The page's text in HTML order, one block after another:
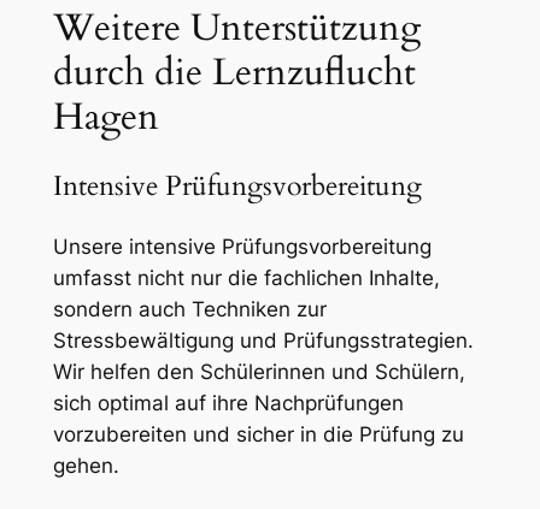
Weitere Unterstützung
durch die Lernzuflucht
Hagen
Intensive Prüfungsvorbereitung
Unsere intensive Prüfungsvorbereitung
umfasst nicht nur die fachlichen Inhalte,
sondern auch Techniken zur
Stressbewältigung und Prüfungsstrategien.
Wir helfen den Schülerinnen und Schülern,
sich optimal auf ihre Nachprüfungen
vorzubereiten und sicher in die Prüfung zu
gehen.